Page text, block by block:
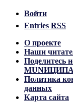
Войти
Entries RSS
О проекте
Наши
Поделитесь
Политика
данных
Карта сайта